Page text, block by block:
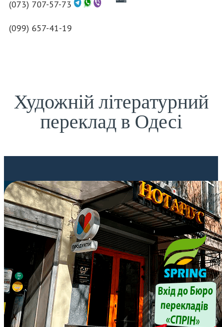
(073) 707-57-73
(099) 657-41-19
Художній літературний
переклад в Одесі